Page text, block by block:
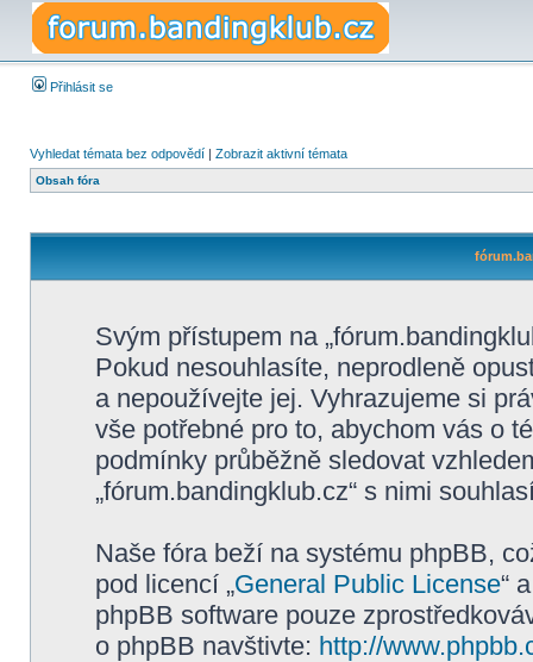
Přihlásit se
Vyhledat témata bez odpovědí | Zobrazit aktivní témata
Obsah fóra
Svým přístupem na
Pokud nesouhlasíte, neprodleně
a nepoužívejte jej. Vyhrazujeme si
vše potřebné pro to, abychom vás o
podmínky průběžně sledovat
„fórum.bandingklub.cz“ s nimi
Naše fóra beží na systému phpBB,
pod licencí „General Public License“
phpBB software pouze
o phpBB navštivte: http://